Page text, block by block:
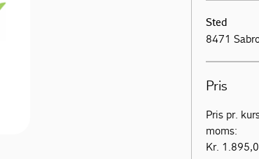
Sted
8471
Pris
Pris pr.
moms:
Kr.